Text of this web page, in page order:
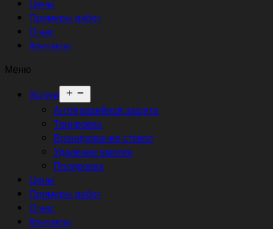
Цены
Примеры работ
О нас
Контакты
Меню
Услуги
меню
Антигравийная защита
Тонировка
Бронирование стёкол
Удаление вмятин
Полировка
Цены
Примеры работ
О нас
Контакты